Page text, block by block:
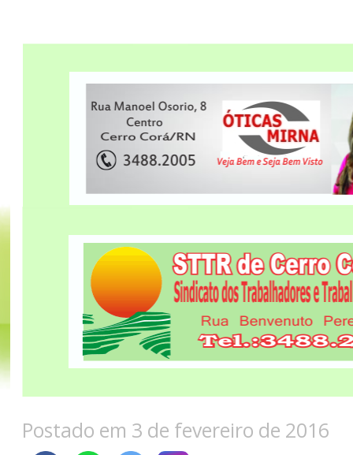
Postado em 3 de fevereiro de 2016